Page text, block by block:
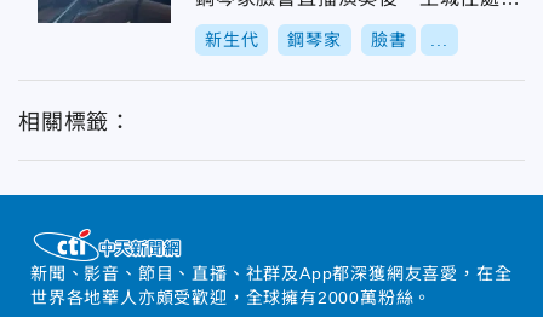
樓亡
新生代 鋼琴家 臉書
相關標籤：
新聞、影音、節目、直播、社群及App都深獲網友喜愛，在全
世界各地華人亦頗受歡迎，全球擁有2000萬粉絲。